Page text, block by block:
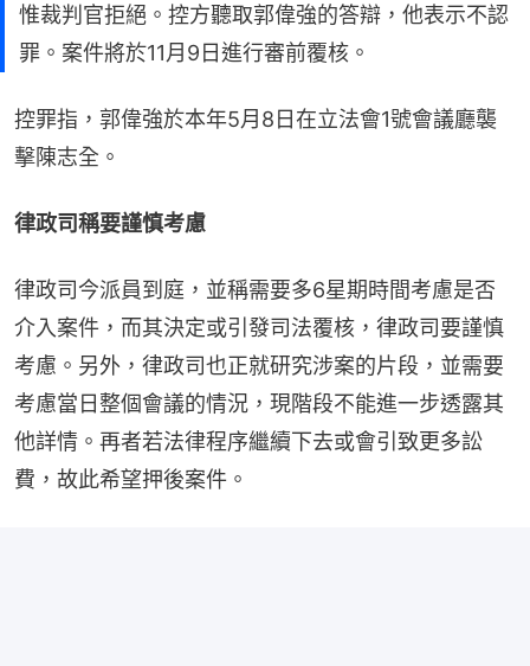
惟裁判官拒絕。控方聽取郭偉強的答辯，他表示不認
罪。案件將於11月9日進行審前覆核。
控罪指，郭偉強於本年5月8日在立法會1號會議廳襲
擊陳志全。
律政司稱要謹慎考慮
律政司今派員到庭，並稱需要多6星期時間考慮是否
介入案件，而其決定或引發司法覆核，律政司要謹慎
考慮。另外，律政司也正就研究涉案的片段，並需要
考慮當日整個會議的情況，現階段不能進一步透露其
他詳情。再者若法律程序繼續下去或會引致更多訟
費，故此希望押後案件。